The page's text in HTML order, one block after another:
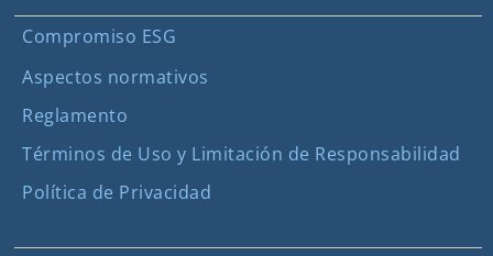
Compromiso ESG
Aspectos normativos
Reglamento
Términos de Uso y Limitación de Responsabilidad
Política de Privacidad